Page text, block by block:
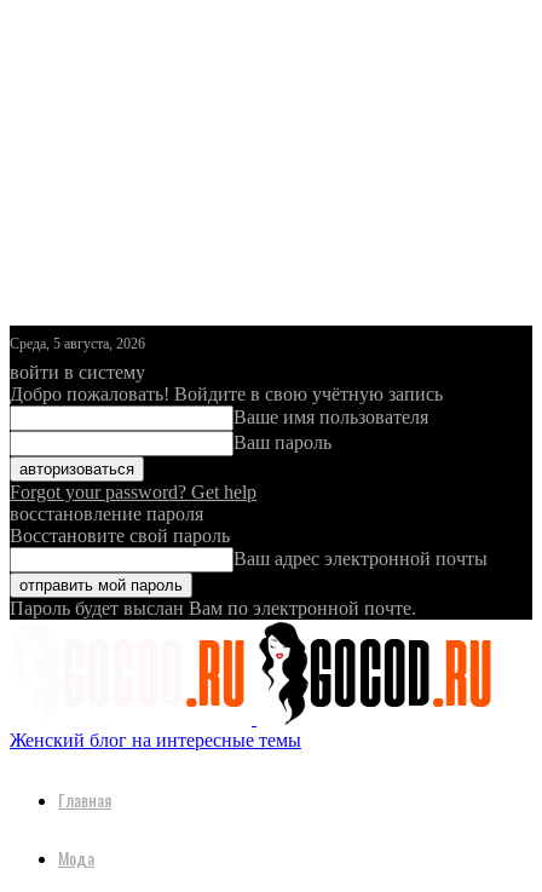
Среда, 5 августа, 2026
войти в систему
Добро пожаловать! Войдите в свою учётную запись
Ваше имя пользователя
Ваш пароль
Forgot your password? Get help
восстановление пароля
Восстановите свой пароль
Ваш адрес электронной почты
Пароль будет выслан Вам по электронной почте.
Женский блог на интересные темы
Главная
Мода